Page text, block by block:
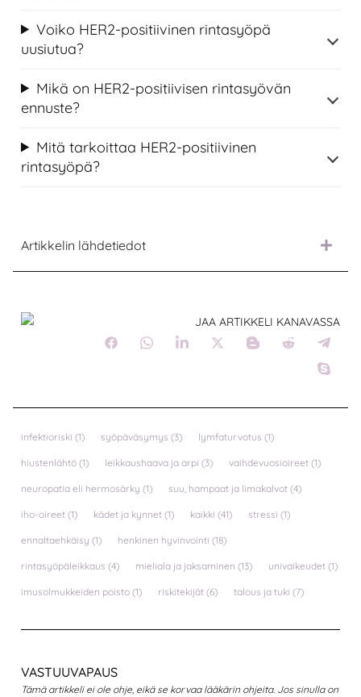
Voiko HER2-positiivinen rintasyöpä
uusiutua?
Mikä on HER2-positiivisen rintasyövän
ennuste?
Mitä tarkoittaa HER2-positiivinen
rintasyöpä?
Artikkelin lähdetiedot
JAA ARTIKKELI KANAVASSA
infektioriski (1) syöpäväsymys (3) lymfaturvotus (1)
hiustenlähtö (1) leikkaushaava ja arpi (3) vaihdevuosioireet (1)
neuropatia eli hermosärky (1) suu, hampaat ja limakalvot (4)
iho-oireet (1) kädet ja kynnet (1) kaikki (41) stressi (1)
ennaltaehkäisy (1) henkinen hyvinvointi (18)
rintasyöpäleikkaus (4) mieliala ja jaksaminen (13) univaikeudet (1)
imusolmukkeiden poisto (1) riskitekijät (6) talous ja tuki (7)
VASTUUVAPAUS
Tämä artikkeli ei ole ohje, eikä se korvaa lääkärin ohjeita. Jos sinulla on